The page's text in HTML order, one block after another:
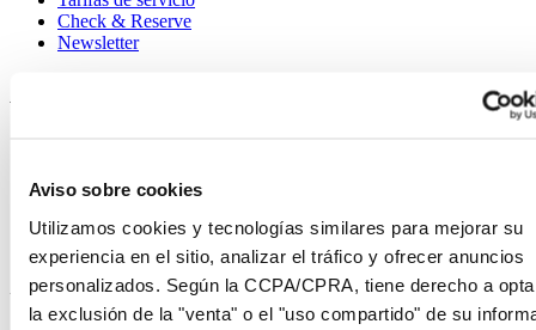
Aviso sobre cookies
Utilizamos cookies y tecnologías similares para mejorar su
experiencia en el sitio, analizar el tráfico y ofrecer anuncios
personalizados. Según la CCPA/CPRA, tiene derecho a
la exclusión de la "venta" o el "uso compartido" de su
Check & Reserve
Newsletter
Aviso sobre cookies
Desistimiento del contrato
Sistema de información
Únase al club Certina